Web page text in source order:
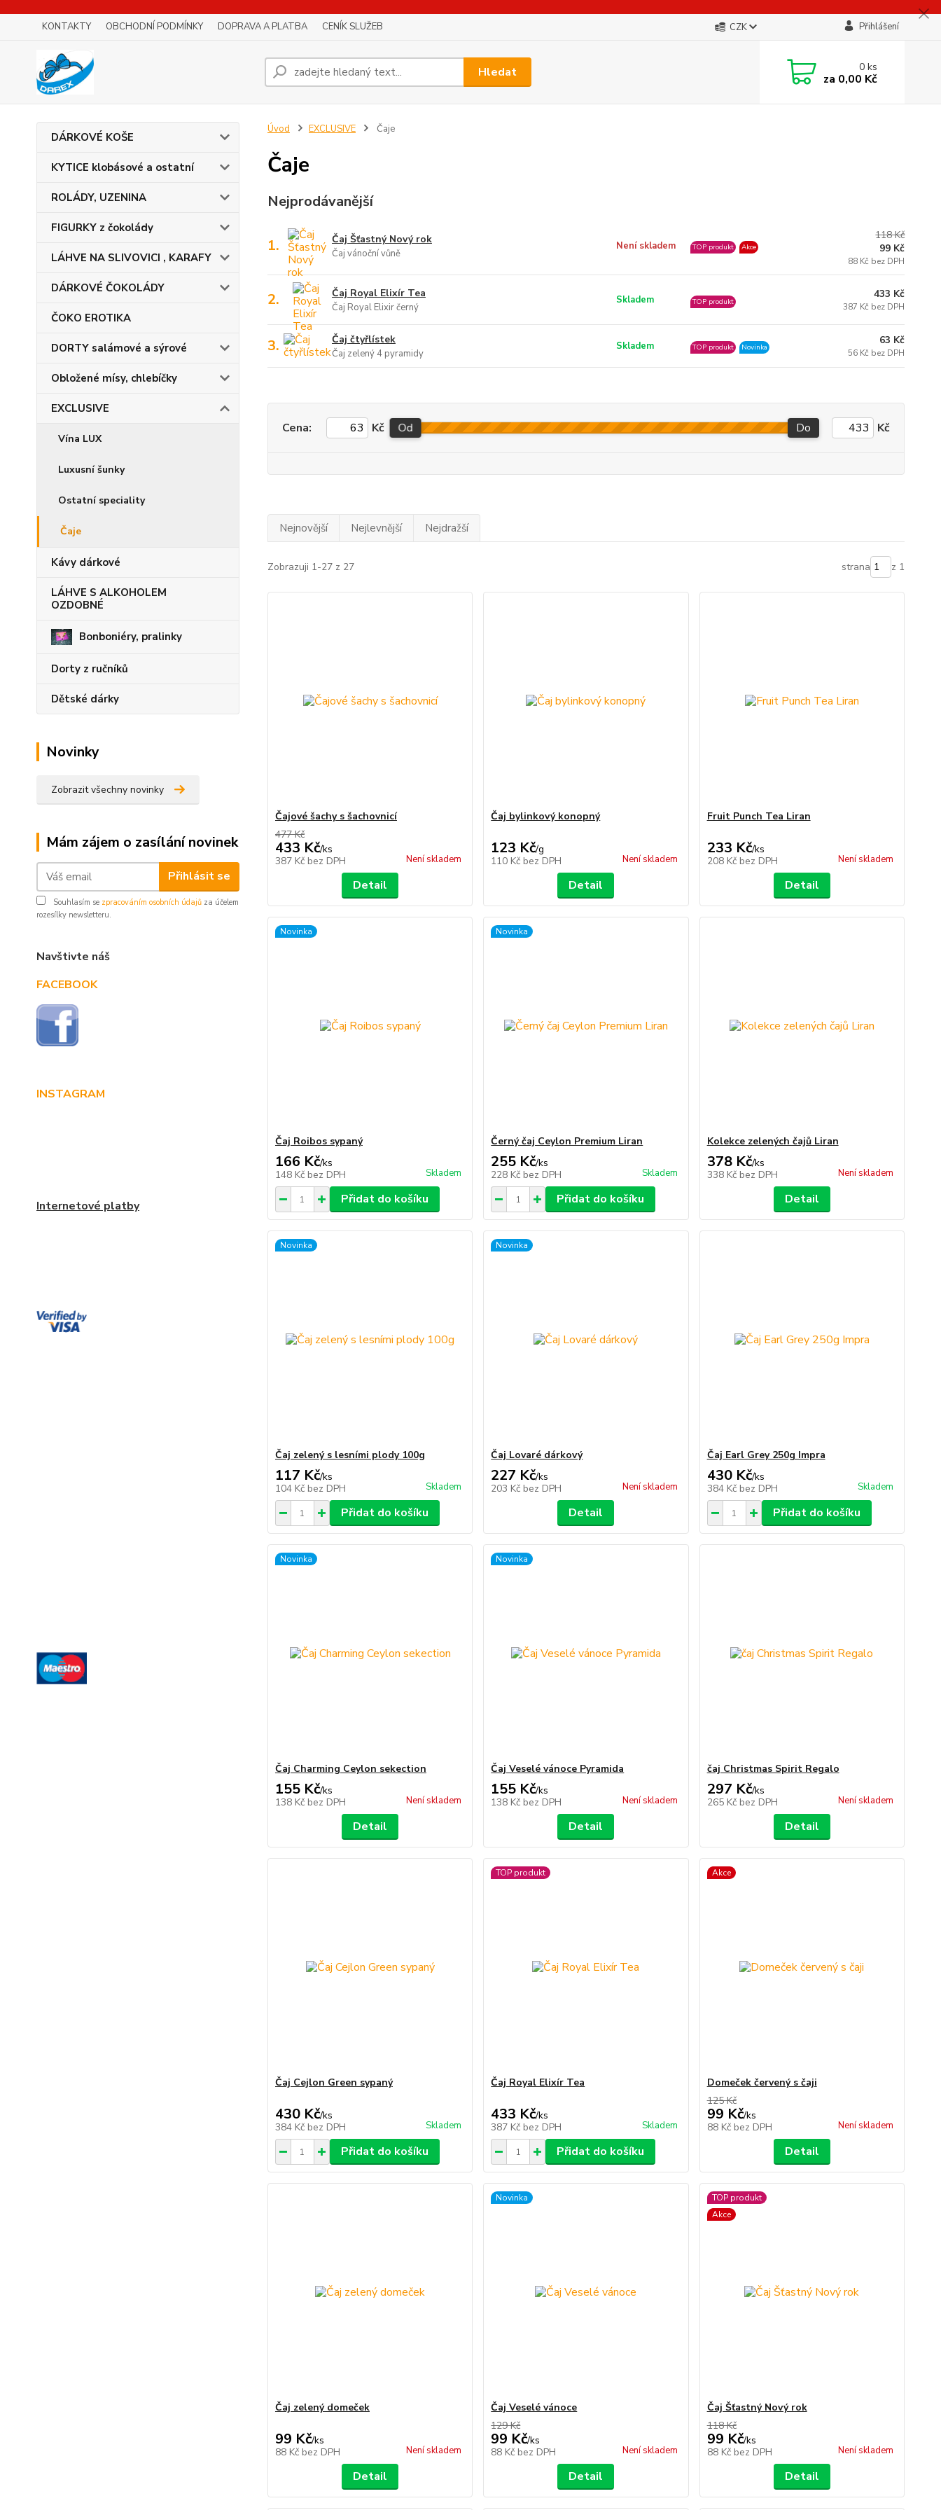
KONTAKTY OBCHODNÍ PODMÍNKY DOPRAVA A PLATBA CENÍK SLUŽEB CZK Přihlášení
Hledat 0ks
za 0,00 Kč
DÁRKOVÉ KOŠE
KYTICE klobásové a ostatní
ROLÁDY, UZENINA
FIGURKY z čokolády
LÁHVE NA SLIVOVICI , KARAFY
DÁRKOVÉ ČOKOLÁDY
ČOKO EROTIKA
DORTY salámové a sýrové
Obložené mísy, chlebíčky
EXCLUSIVE
Vína LUX
Luxusní šunky
Ostatní speciality
Čaje
Kávy dárkové
LÁHVE S ALKOHOLEM
OZDOBNÉ
Bonboniéry, pralinky
Dorty z ručníků
Dětské dárky
Novinky
Zobrazit všechny novinky
Mám zájem o zasílání novinek
Přihlásit se
Souhlasím se zpracováním osobních údajů za účelem
rozesílky newsletteru.
Navštivte náš
FACEBOOK
INSTAGRAM
Internetové platby
Úvod EXCLUSIVE Čaje
Čaje
Nejprodávanější
1. Čaj Šťastný Nový rok
Čaj vánoční vůně
Není skladem TOP produkt Akce
118 Kč
99 Kč
88 Kč bez DPH
2. Čaj Royal Elixír Tea
Čaj Royal Elixir černý
Skladem TOP produkt
433 Kč
387 Kč bez DPH
3. Čaj čtyřlístek
Čaj zelený 4 pyramidy
Skladem TOP produkt Novinka
63 Kč
56 Kč bez DPH
Cena: Kč Od Do Kč
Nejnovější Nejlevnější Nejdražší
Zobrazuji 1-27 z 27 strana z 1
Čajové šachy s šachovnicí
477 Kč
433 Kč/ks
387 Kč bez DPH Není skladem
Detail
Čaj bylinkový konopný
123 Kč/g
110 Kč bez DPH Není skladem
Detail
Fruit Punch Tea Liran
233 Kč/ks
208 Kč bez DPH Není skladem
Detail
Novinka
Čaj Roibos sypaný
166 Kč/ks
148 Kč bez DPH Skladem
Přidat do košíku
Novinka
Černý čaj Ceylon Premium Liran
255 Kč/ks
228 Kč bez DPH Skladem
Přidat do košíku
Kolekce zelených čajů Liran
378 Kč/ks
338 Kč bez DPH Není skladem
Detail
Novinka
Čaj zelený s lesními plody 100g
117 Kč/ks
104 Kč bez DPH Skladem
Přidat do košíku
Novinka
Čaj Lovaré dárkový
227 Kč/ks
203 Kč bez DPH Není skladem
Detail
Čaj Earl Grey 250g Impra
430 Kč/ks
384 Kč bez DPH Skladem
Přidat do košíku
Novinka
Čaj Charming Ceylon sekection
155 Kč/ks
138 Kč bez DPH Není skladem
Detail
Novinka
Čaj Veselé vánoce Pyramida
155 Kč/ks
138 Kč bez DPH Není skladem
Detail
čaj Christmas Spirit Regalo
297 Kč/ks
265 Kč bez DPH Není skladem
Detail
Čaj Cejlon Green sypaný
430 Kč/ks
384 Kč bez DPH Skladem
Přidat do košíku
TOP produkt
Čaj Royal Elixír Tea
433 Kč/ks
387 Kč bez DPH Skladem
Přidat do košíku
Akce
Domeček červený s čaji
125 Kč
99 Kč/ks
88 Kč bez DPH Není skladem
Detail
Čaj zelený domeček
99 Kč/ks
88 Kč bez DPH Není skladem
Detail
Novinka
Čaj Veselé vánoce
129 Kč
99 Kč/ks
88 Kč bez DPH Není skladem
Detail
TOP produkt
Akce
Čaj Šťastný Nový rok
118 Kč
99 Kč/ks
88 Kč bez DPH Není skladem
Detail